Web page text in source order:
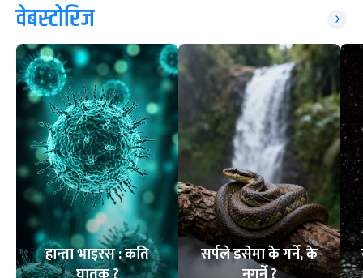
वेबस्टोरिज
हान्ता भाइरस : कति
सर्पले डसेमा के गर्ने, के